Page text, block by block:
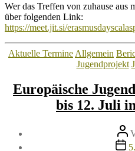
Wer das Treffen von zuhause aus
über folgenden Link:
https://meet.jit.si/
Aktuelle Termine Allgemein
Jugendprojekt
Europäische
bis 12. Juli